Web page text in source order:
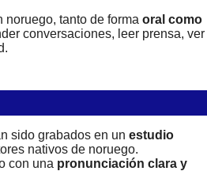
noruego, tanto de forma oral como
conversaciones, leer prensa, ver
sido grabados en un estudio
nativos de noruego.
con una pronunciación clara y